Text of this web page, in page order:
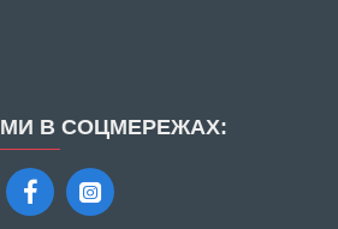
МИ В СОЦМЕРЕЖАХ: